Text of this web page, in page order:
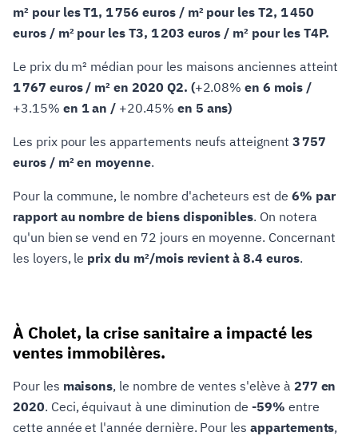
m² pour les T1, 1 756 euros / m² pour les T2, 1 450
euros / m² pour les T3, 1 203 euros / m² pour les T4P.
Le prix du m² médian pour les maisons anciennes atteint
1 767 euros / m² en 2020 Q2. (+2.08% en 6 mois /
+3.15% en 1 an / +20.45% en 5 ans)
Les prix pour les appartements neufs atteignent 3 757
euros / m² en moyenne.
Pour la commune, le nombre d'acheteurs est de 6% par
rapport au nombre de biens disponibles. On notera
qu'un bien se vend en 72 jours en moyenne. Concernant
les loyers, le prix du m²/mois revient à 8.4 euros.
À Cholet, la crise sanitaire a impacté les
ventes immobilères.
Pour les maisons, le nombre de ventes s'elève à 277 en
2020. Ceci, équivaut à une diminution de-59% entre
cette année et l'année dernière. Pour les appartements,